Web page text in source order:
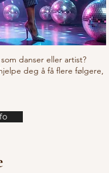
danser eller artist?
deg å få flere følgere,